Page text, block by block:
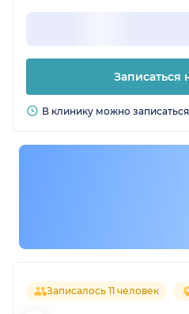
Записаться
В клинику можно
Записалось 11 человек